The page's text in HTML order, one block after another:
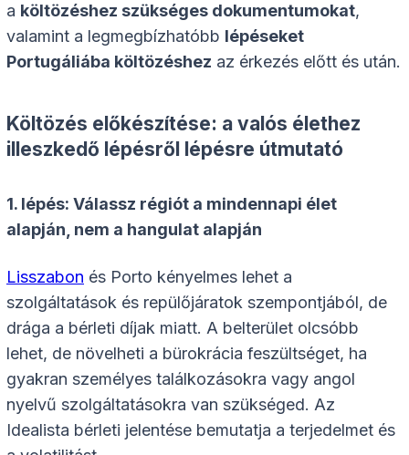
a költözéshez szükséges dokumentumokat,
valamint a legmegbízhatóbb lépéseket
Portugáliába költözéshez az érkezés előtt és után.
Költözés előkészítése: a valós élethez
illeszkedő lépésről lépésre útmutató
1. lépés: Válassz régiót a mindennapi élet
alapján, nem a hangulat alapján
Lisszabon és Porto kényelmes lehet a
szolgáltatások és repülőjáratok szempontjából, de
drága a bérleti díjak miatt. A belterület olcsóbb
lehet, de növelheti a bürokrácia feszültséget, ha
gyakran személyes találkozásokra vagy angol
nyelvű szolgáltatásokra van szükséged. Az
Idealista bérleti jelentése bemutatja a terjedelmet és